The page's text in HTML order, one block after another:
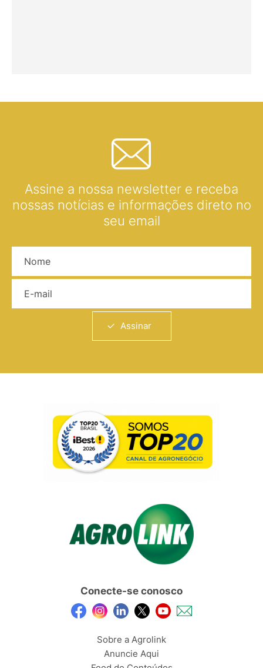
Assine a nossa newsletter e receba
nossas notícias e informações direto no
seu email
Assinar
Conecte-se conosco
Sobre a Agrolink
Anuncie Aqui